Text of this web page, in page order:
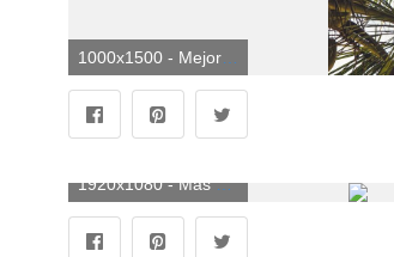
1920x1080 - Más de 58 fondos de pantalla de Tropical Pictures. Fondo para computadora HD 1080p tropicales.